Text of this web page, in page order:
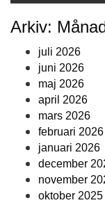
Arkiv:
juli 2026
juni 2026
maj 2026
april 2026
mars 2026
februari 2026
januari 2026
december
november
oktober 2025